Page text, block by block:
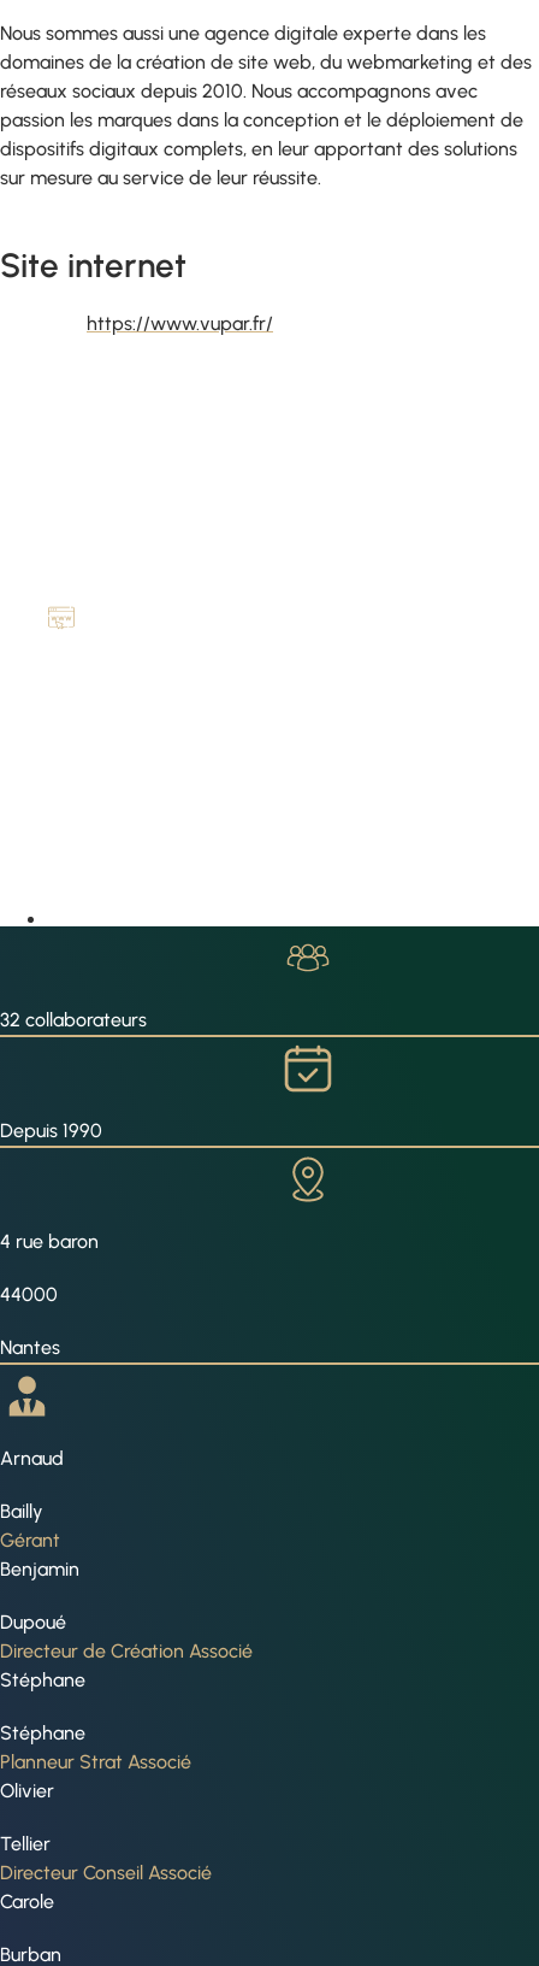
Nous sommes aussi une agence digitale experte dans les
domaines de la création de site web, du webmarketing et des
réseaux sociaux depuis 2010. Nous accompagnons avec
passion les marques dans la conception et le déploiement de
dispositifs digitaux complets, en leur apportant des solutions
sur mesure au service de leur réussite.
Site internet
https://www.vupar.fr/
32 collaborateurs
Depuis 1990
4 rue baron
44000
Nantes
Arnaud
Bailly
Gérant
Benjamin
Dupoué
Directeur de Création Associé
Stéphane
Stéphane
Planneur Strat Associé
Olivier
Tellier
Directeur Conseil Associé
Carole
Burban